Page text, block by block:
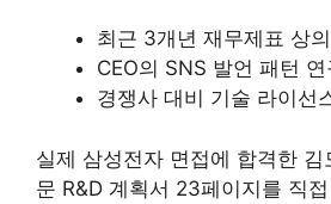
최근 3개년 재무제표 상
CEO의 SNS 발언 패턴 연
경쟁사 대비 기술 라이선
실제 삼성전자 면접에 합격한
문 R&D 계획서 23페이지를 직